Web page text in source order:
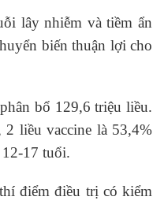
lây nhiễm và tiềm ẩn
biến thuận lợi cho
bổ 129,6 triệu liều.
liều vaccine là 53,4%
17 tuổi.
điểm điều trị có kiểm